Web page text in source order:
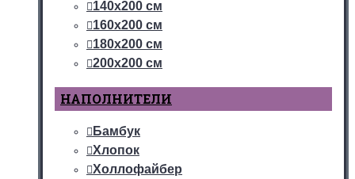
140х200 см
160х200 см
180х200 см
200х200 см
НАПОЛНИТЕЛИ
Бамбук
Хлопок
Холлофайбер